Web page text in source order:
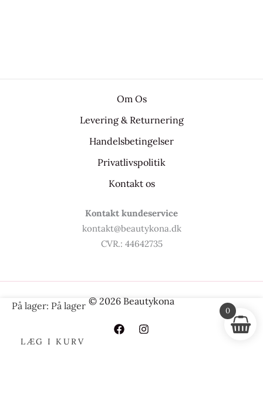
Om Os
Levering & Returnering
Handelsbetingelser
Privatlivspolitik
Kontakt os
Kontakt kundeservice
kontakt@beautykona.dk
CVR.: 44642735
© 2026 Beautykona
0
På lager: På lager
Missha
Nærende
LÆG I KURV